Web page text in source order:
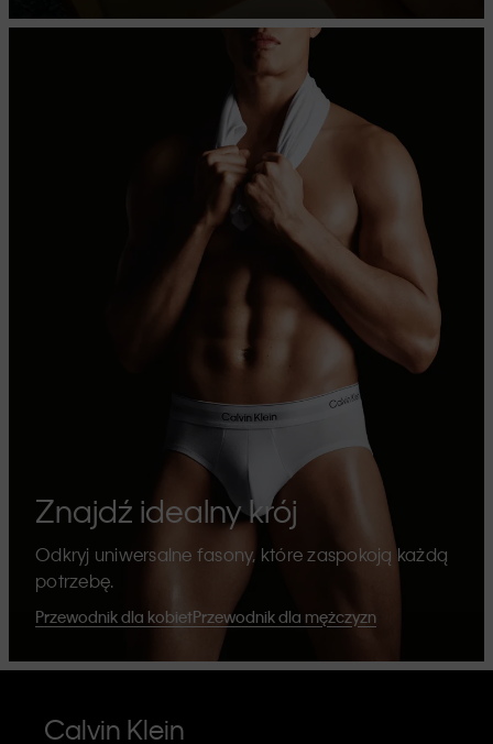
Znajdź idealny krój
Odkryj uniwersalne fasony, które zaspokoją każdą
potrzebę.
Przewodnik dla kobietPrzewodnik dla mężczyzn
Calvin Klein